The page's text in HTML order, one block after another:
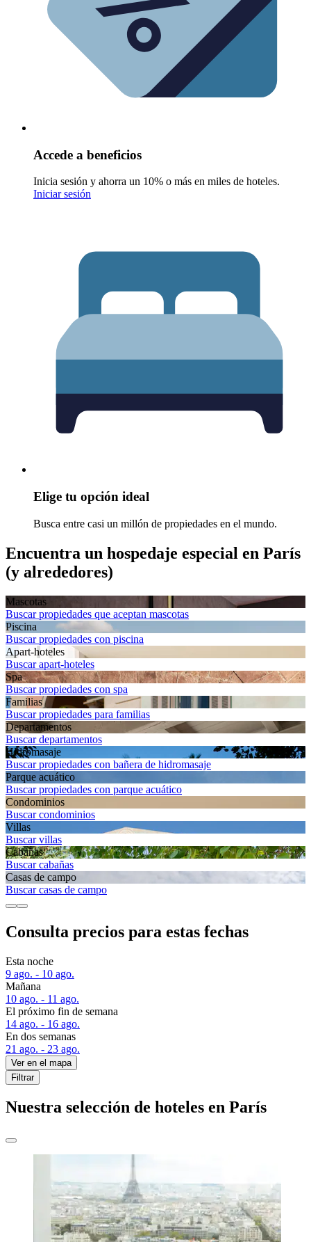
Accede a beneficios
Inicia sesión y ahorra un 10% o más en miles de hoteles.
Iniciar sesión
Elige tu opción ideal
Busca entre casi un millón de propiedades en el mundo.
Encuentra un hospedaje especial en París
(y alrededores)
Mascotas
Buscar propiedades que aceptan mascotas
Piscina
Buscar propiedades con piscina
Apart-hoteles
Buscar apart-hoteles
Spa
Buscar propiedades con spa
Familias
Buscar propiedades para familias
Departamentos
Buscar departamentos
Hidromasaje
Buscar propiedades con bañera de hidromasaje
Parque acuático
Buscar propiedades con parque acuático
Condominios
Buscar condominios
Villas
Buscar villas
Cabañas
Buscar cabañas
Casas de campo
Buscar casas de campo
Consulta precios para estas fechas
Esta noche
9 ago. - 10 ago.
Mañana
10 ago. - 11 ago.
El próximo fin de semana
14 ago. - 16 ago.
En dos semanas
21 ago. - 23 ago.
Ver en el mapa
Filtrar
Nuestra selección de hoteles en París